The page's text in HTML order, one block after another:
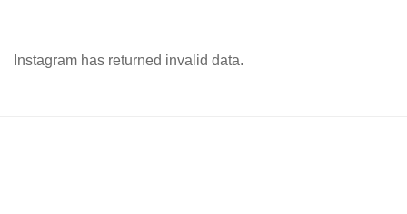
Instagram has returned invalid data.